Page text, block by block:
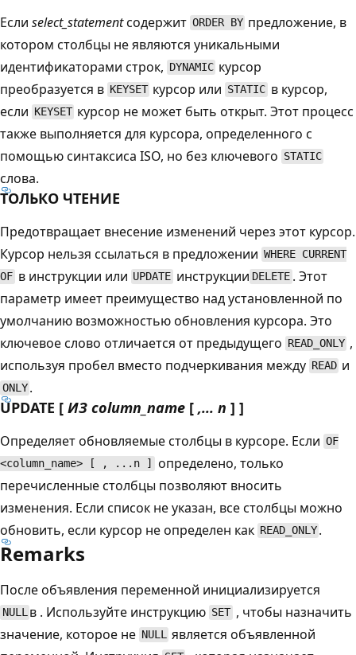
Если select_statementсодержит ORDER BY предложение, в
котором столбцы не являются уникальными
идентификаторами строк, DYNAMIC курсор
преобразуется в KEYSET курсор или STATIC в курсор,
если KEYSET курсор не может быть открыт. Этот процесс
также выполняется для курсора, определенного с
помощью синтаксиса ISO, но без ключевого STATIC
слова.
ТОЛЬКО ЧТЕНИЕ
Предотвращает внесение изменений через этот курсор.
Курсор нельзя ссылаться в предложении WHERE CURRENT
OF в инструкции или UPDATE инструкции DELETE . Этот
параметр имеет преимущество над установленной по
умолчанию возможностью обновления курсора. Это
ключевое слово отличается от предыдущего READ_ONLY ,
используя пробел вместо подчеркивания между READ и
ONLY .
UPDATE [ ИЗ column_name [ ,... n ] ]
Определяет обновляемые столбцы в курсоре. Если OF
<column_name> [ , ...n ]
определено, только
перечисленные столбцы позволяют вносить
изменения. Если список не указан, все столбцы можно
обновить, если курсор не определен как READ_ONLY .
Remarks
После объявления переменной инициализируется
NULL в . Используйте инструкцию SET, чтобы назначить
значение, которое не NULL является объявленной